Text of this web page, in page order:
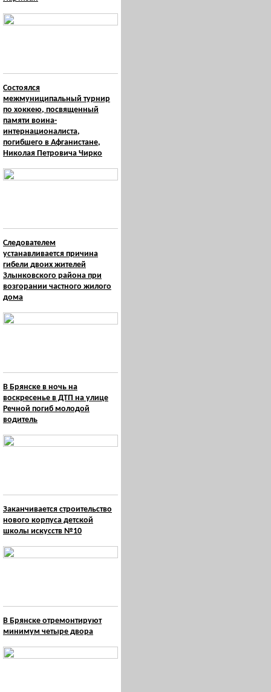
Состоялся
межмуниципальный турнир
по хоккею, посвященный
памяти воина-
интернационалиста,
погибшего в Афганистане,
Николая Петровича Чирко
Следователем
устанавливается причина
гибели двоих жителей
Злынковского района при
возгорании частного жилого
дома
В Брянске в ночь на
воскресенье в ДТП на улице
Речной погиб молодой
водитель
Заканчивается строительство
нового корпуса детской
школы искусств №10
В Брянске отремонтируют
минимум четыре двора